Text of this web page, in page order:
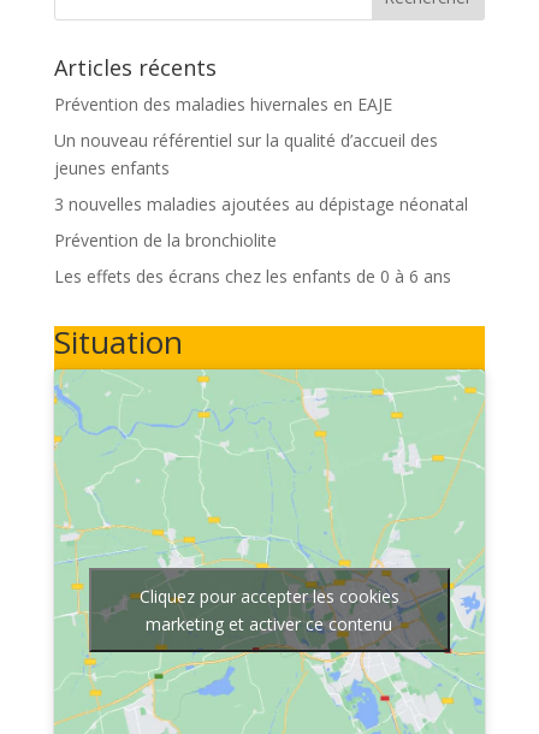
Articles récents
Prévention des maladies hivernales en EAJE
Un nouveau référentiel sur la qualité d’accueil des
jeunes enfants
3 nouvelles maladies ajoutées au dépistage néonatal
Prévention de la bronchiolite
Les effets des écrans chez les enfants de 0 à 6 ans
Situation
Cliquez pour accepter les cookies
marketing et activer ce contenu